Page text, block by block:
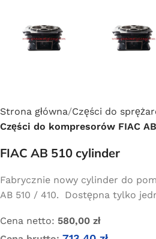
Strona główna Części do
Części do kompresorów FIAC
FIAC AB 510 cylinder
Fabrycznie nowy cylinder do
AB 510 / 410. Dostępna tylko
Cena netto: 580,00 zł